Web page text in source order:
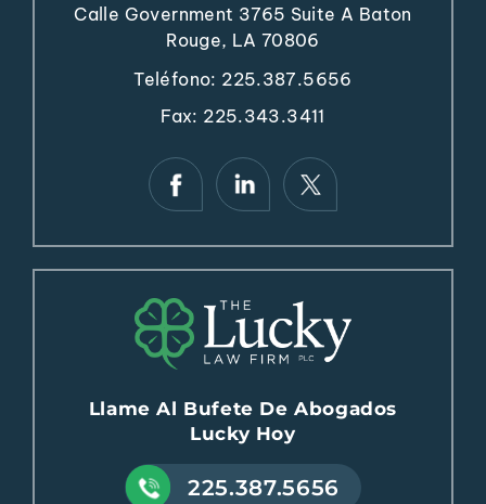
Calle Government 3765 Suite A Baton
Rouge, LA 70806
Teléfono: 225.387.5656
Fax: 225.343.3411
Llame Al Bufete De Abogados
Lucky Hoy
225.387.5656